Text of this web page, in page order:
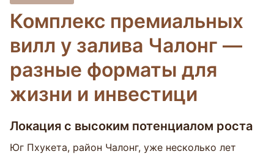
Комплекс премиальных
вилл у залива Чалонг —
разные форматы для
жизни и инвестици
Локация с высоким потенциалом роста
Юг Пхукета, район Чалонг, уже несколько лет